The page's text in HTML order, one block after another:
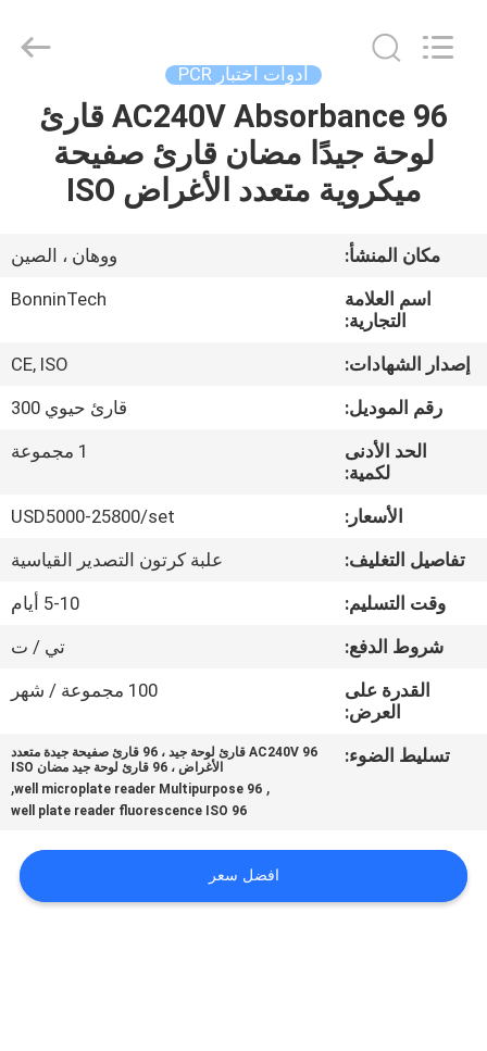
بيت
منتجات
أشرطة
فيديو
معلومات
جولة
المعمل
رقابة
جودة
اقتباس
Copyright
Technology
Ltd..
Reserved.
أدوات اختبار PCR
AC240V Absorbance 96 قارئ
لوحة جيدًا مضان قارئ صفيحة
ميكروية متعدد الأغراض ISO
مكان المنشأ:
ووهان ، الصين
اسم العلامة
التجارية:
BonninTech
إصدار الشهادات:
CE, ISO
رقم الموديل:
قارئ حيوي 300
الحد الأدنى
لكمية:
1 مجموعة
الأسعار:
USD5000-25800/set
تفاصيل التغليف:
علبة كرتون التصدير القياسية
وقت التسليم:
5-10 أيام
شروط الدفع:
تي / ت
القدرة على
العرض:
100 مجموعة / شهر
تسليط الضوء:
AC240V 96 قارئ لوحة جيد ، 96 قارئ صفيحة جيدة متعدد
الأغراض ، 96 قارئ لوحة جيد مضان ISO
,
96 well microplate reader Multipurpose
,
96 well plate reader fluorescence ISO
افضل سعر